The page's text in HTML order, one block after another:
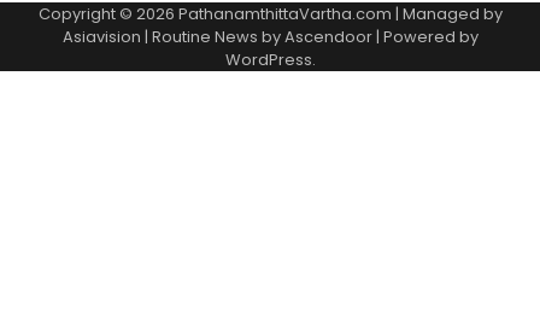
Copyright © 2026 PathanamthittaVartha.com | Managed by
Asiavision | Routine News byAscendoor| Powered by
WordPress.